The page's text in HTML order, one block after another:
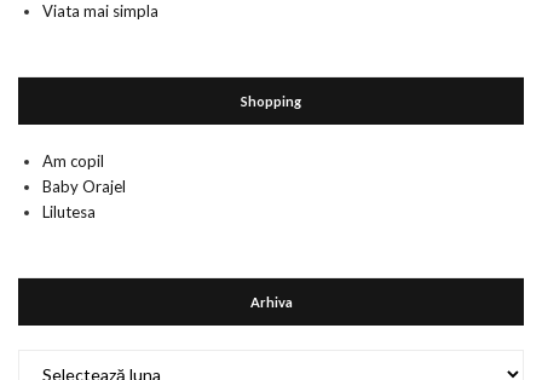
Viata mai simpla
Shopping
Am copil
Baby Orajel
Lilutesa
Arhiva